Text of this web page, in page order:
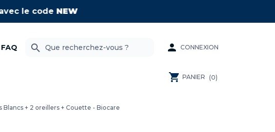
le codeNEW
FAQ search  CONNEXION
shopping_cart PANIER (0)
+ 2 oreillers + Couette - Biocare